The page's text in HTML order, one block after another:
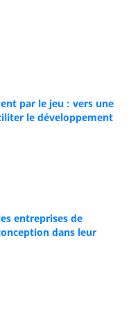
par le jeu : vers une
le développement
entreprises de
dans leur